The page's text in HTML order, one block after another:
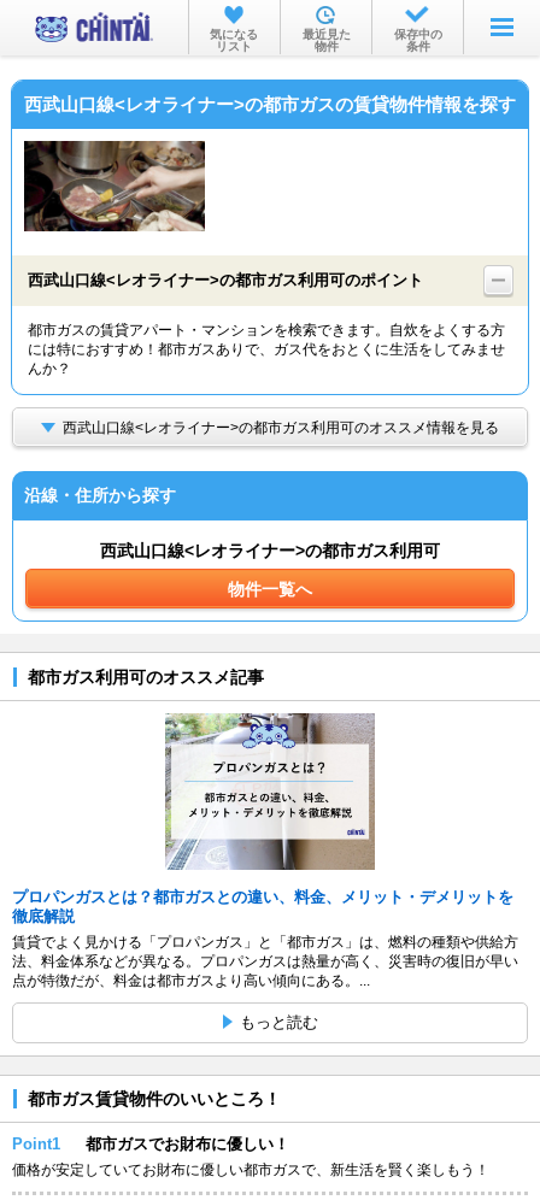
お部屋を探す
沿線・駅から
物件特集から
TOP
気になる
リスト
最近見た
物件
保存中の
条件
西武山口線<レオライナー>の都市ガスの賃貸物件情報を探す
西武山口線<レオライナー>の都市ガス利用可のポイント
都市ガスの賃貸アパート・マンションを検索できます。自炊をよくする方
には特におすすめ！都市ガスありで、ガス代をおとくに生活をしてみませ
んか？
西武山口線<レオライナー>の都市ガス利用可のオススメ情報を見る
沿線・住所から探す
西武山口線<レオライナー>の都市ガス利用可
物件一覧へ
都市ガス利用可のオススメ記事
プロパンガスとは？都市ガスとの違い、料金、メリット・デメリットを
徹底解説
賃貸でよく見かける「プロパンガス」と「都市ガス」は、燃料の種類や供給方
法、料金体系などが異なる。プロパンガスは熱量が高く、災害時の復旧が早い
点が特徴だが、料金は都市ガスより高い傾向にある。...
もっと読む
都市ガス賃貸物件のいいところ！
Point1 都市ガスでお財布に優しい！
価格が安定していてお財布に優しい都市ガスで、新生活を賢く楽しもう！